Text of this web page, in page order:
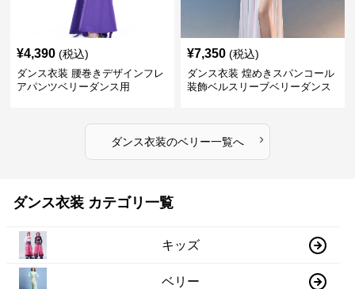
¥4,390 (税込)
ダンス衣装 腰巻きデザインフレ
アパンツベリーダンス用
¥7,350 (税込)
ダンス衣装 煌めきスパンコール
装飾ベルスリーブベリーダンス
ダンス衣装のベリー一覧へ ›
ダンス衣装 カテゴリ一覧
キッズ
ベリー